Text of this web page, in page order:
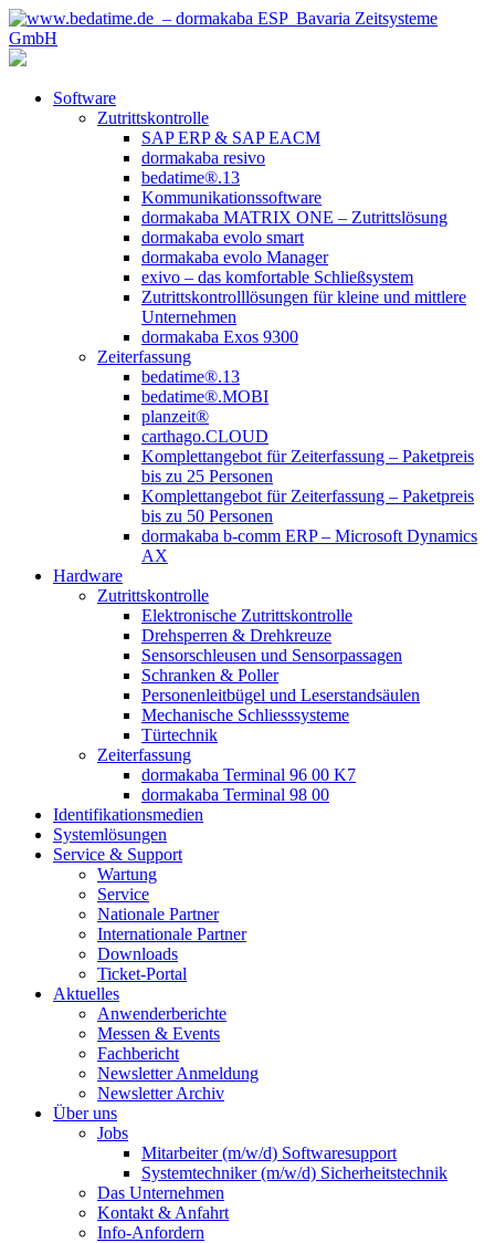
Software
Zutrittskontrolle
SAP ERP & SAP EACM
dormakaba resivo
bedatime®.13
Kommunikationssoftware
dormakaba MATRIX ONE – Zutrittslösung
dormakaba evolo smart
dormakaba evolo Manager
exivo – das komfortable Schließsystem
Zutrittskontrolllösungen für kleine und mittlere
Unternehmen
dormakaba Exos 9300
Zeiterfassung
bedatime®.13
bedatime®.MOBI
planzeit®
carthago.CLOUD
Komplettangebot für Zeiterfassung – Paketpreis
bis zu 25 Personen
Komplettangebot für Zeiterfassung – Paketpreis
bis zu 50 Personen
dormakaba b-comm ERP – Microsoft Dynamics
AX
Hardware
Zutrittskontrolle
Elektronische Zutrittskontrolle
Drehsperren & Drehkreuze
Sensorschleusen und Sensorpassagen
Schranken & Poller
Personenleitbügel und Leserstandsäulen
Mechanische Schliess­systeme
Türtechnik
Zeiterfassung
dormakaba Terminal 96 00 K7
dormakaba Terminal 98 00
Identifikations­medien
Systemlösungen
Service & Support
Wartung
Service
Nationale Partner
Internationale Partner
Downloads
Ticket-Portal
Aktuelles
Anwenderberichte
Messen & Events
Fachbericht
Newsletter Anmeldung
Newsletter Archiv​
Über uns
Jobs
Mitarbeiter (m/w/d) Softwaresupport
Systemtechniker (m/w/d) Sicherheitstechnik
Das Unternehmen
Kontakt & Anfahrt
Info-Anfordern